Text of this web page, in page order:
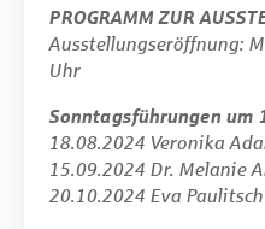
PROGRAMM ZUR
Ausstellungseröffnung:
Uhr
Sonntagsführungen um
18.08.2024 Veronika
15.09.2024 Dr. Melanie
20.10.2024 Eva Paulitsch